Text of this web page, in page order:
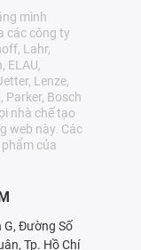
mình
các công ty
Lahr,
ELAU,
Lenze,
Parker, Bosch
nhà chế tạo
web này. Các
của
G, Đường Số
Tp. Hồ Chí